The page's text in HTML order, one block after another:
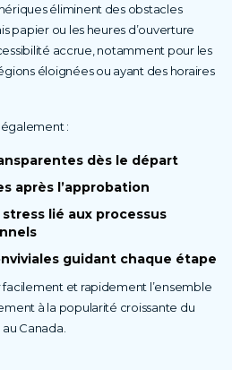
éliminent des obstacles
papier ou les heures d’ouverture
accrue, notamment pour les
éloignées ou ayant des horaires
:
dès le départ
après l’approbation
lié aux processus
guidant chaque étape
et rapidement l’ensemble
à la popularité croissante du
Canada.